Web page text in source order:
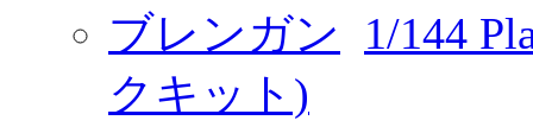
ブレンガン
1/144
クキット)